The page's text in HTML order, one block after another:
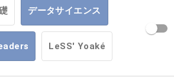
データサイエンス
LeSS' Yoaké